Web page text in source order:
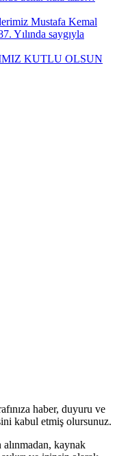
Mustafa Kemal
Yılında saygıyla
KUTLU OLSUN
haber, duyuru ve
kabul etmiş olursunuz.
kaynak